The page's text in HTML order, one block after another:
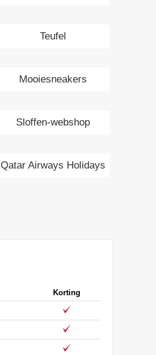
Teufel
Mooiesneakers
Sloffen-webshop
Qatar Airways Holidays
Korting